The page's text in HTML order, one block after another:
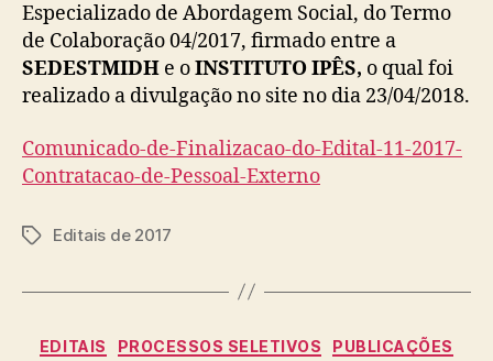
Especializado de Abordagem Social, do Termo
de Colaboração 04/2017, firmado entre a
SEDESTMIDH e oINSTITUTO IPÊS, o qual foi
realizado a divulgação no site no dia 23/04/2018.
Comunicado-de-Finalizacao-do-Edital-11-2017-
Contratacao-de-Pessoal-Externo
TagsEditais de 2017
Categorias
EDITAIS PROCESSOS SELETIVOS
PUBLICAÇÕES